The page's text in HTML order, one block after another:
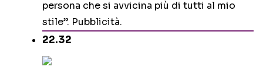
persona che si avvicina più di tutti al mio
stile”. Pubblicità.
22.32